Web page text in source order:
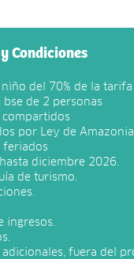
Condiciones
niño del 70% de la tarifa
bse de 2 personas
compartidos
por Ley de Amazonia
feriados
diciembre 2026.
de turismo.
ingresos.
fuera del